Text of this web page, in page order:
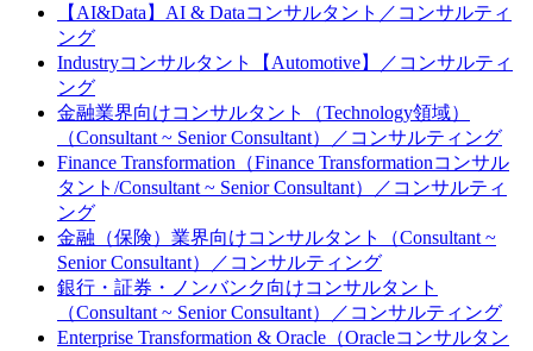
【AI&Data】AI & Dataコンサルタント／コンサルティ
ング
Industryコンサルタント【Automotive】／コンサルティ
ング
金融業界向けコンサルタント（Technology領域）
（Consultant ~ Senior Consultant）／コンサルティング
Finance Transformation（Finance Transformationコンサル
タント/Consultant ~ Senior Consultant）／コンサルティ
ング
金融（保険）業界向けコンサルタント（Consultant ~
Senior Consultant）／コンサルティング
銀行・証券・ノンバンク向けコンサルタント
（Consultant ~ Senior Consultant）／コンサルティング
Enterprise Transformation & Oracle（Oracleコンサルタン